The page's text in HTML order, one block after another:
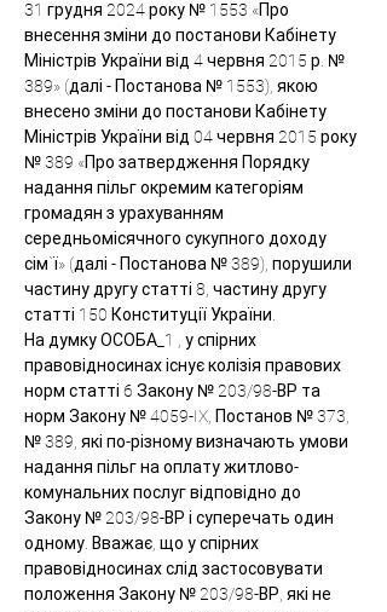
31 грудня 2024 року № 1553 «Про
внесення зміни до постанови Кабінету
Міністрів України від 4 червня 2015 р. №
389» (далі - Постанова № 1553), якою
внесено зміни до постанови Кабінету
Міністрів України від 04 червня 2015 року
№ 389 «Про затвердження Порядку
надання пільг окремим категоріям
громадян з урахуванням
середньомісячного сукупного доходу
сім`ї» (далі - Постанова № 389), порушили
частину другу статті 8, частину другу
статті 150 Конституції України.
На думку ОСОБА_1 , у спірних
правовідносинах існує колізія правових
норм статті 6 Закону № 203/98-ВР та
норм Закону № 4059-IX, Постанов № 373,
№ 389, які по-різному визначають умови
надання пільг на оплату житлово-
комунальних послуг відповідно до
Закону № 203/98-ВР і суперечать один
одному. Вважає, що у спірних
правовідносинах слід застосовувати
положення Закону № 203/98-ВР, які не